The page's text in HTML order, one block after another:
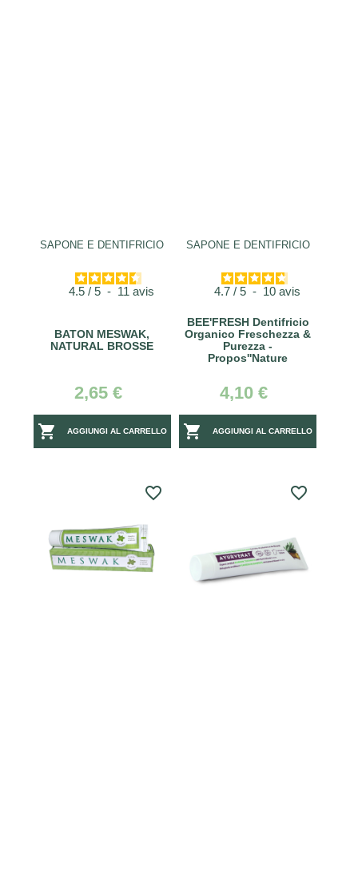
SAPONE E DENTIFRICIO
4.5 / 5 - 11avis
BATON MESWAK,
NATURAL BROSSE
2,65 €
 AGGIUNGI AL CARRELLO
SAPONE E DENTIFRICIO
4.7 / 5 - 10 avis
BEE'FRESH Dentifricio
Organico Freschezza &
Purezza -
Propos''Nature
4,10 €
 AGGIUNGI AL CARRELLO
favorite_border favorite_border